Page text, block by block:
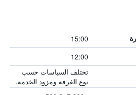
15:00
12:00
تختلف السياسات حسب
نوع الغرفة ومزود الخدمة.